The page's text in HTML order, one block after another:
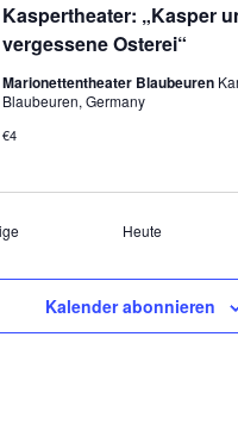
Kaspertheater: „Kasper
vergessene Osterei“
Marionettentheater Blaubeuren
Blaubeuren, Germany
€4
Veranstaltungen Heute
Kalender abonnieren